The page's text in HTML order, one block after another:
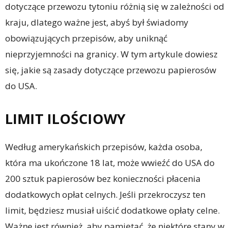
dotyczące przewozu tytoniu różnią się w zależności od
kraju, dlatego ważne jest, abyś był świadomy
obowiązujących przepisów, aby uniknąć
nieprzyjemności na granicy. W tym artykule dowiesz
się, jakie są zasady dotyczące przewozu papierosów
do USA.
LIMIT ILOŚCIOWY
Według amerykańskich przepisów, każda osoba,
która ma ukończone 18 lat, może wwieźć do USA do
200 sztuk papierosów bez konieczności płacenia
dodatkowych opłat celnych. Jeśli przekroczysz ten
limit, będziesz musiał uiścić dodatkowe opłaty celne.